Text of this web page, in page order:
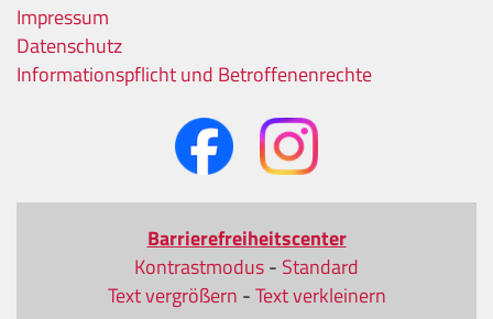
Impressum
Datenschutz
Informationspflicht und Betroffenenrechte
Barrierefreiheitscenter
Kontrastmodus- Standard
Text vergrößern -Text verkleinern